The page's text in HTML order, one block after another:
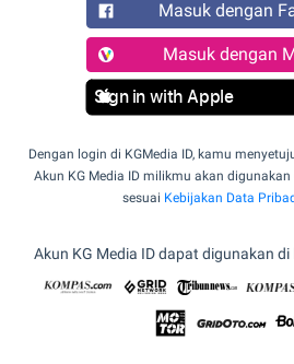
Masuk dengan
Masuk dengan
Sign in with Apple
Dengan login di KGMedia ID, kamu
Akun KG Media ID milikmu akan
sesuai Kebijakan Data
Akun KG Media ID dapat digunakan